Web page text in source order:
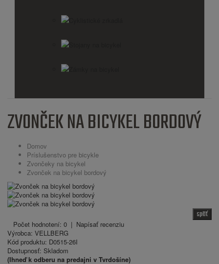
ZVONČEK NA BICYKEL BORDOVÝ
Domov
Príslušenstvo pre bicykle
Zvončeky na bicykel
Zvonček na bicykel bordový
späť
Počet hodnotení: 0 | Napísať recenziu
Výrobca: VELLBERG
Kód produktu: D0515-26I
Dostupnosť: Skladom
(Ihneď k odberu na predajni v Tvrdošíne)